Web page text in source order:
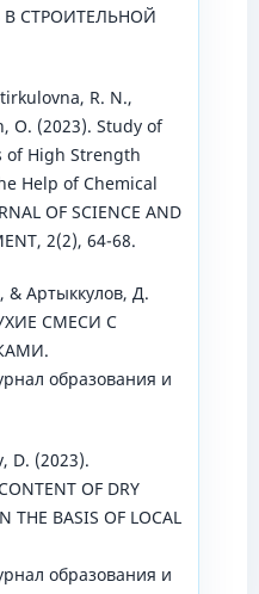
СТРОИТЕЛЬНОЙ
R. N.,
O. (2023). Study of
of High Strength
Help of Chemical
OF SCIENCE AND
2(2), 64-68.
& Артыккулов, Д.
СМЕСИ С
образования и
D. (2023).
OF DRY
THE BASIS OF LOCAL
образования и